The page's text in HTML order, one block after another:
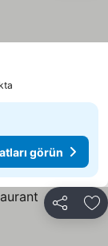
görün
Paylaş